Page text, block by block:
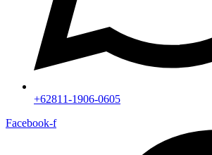
+62811-1906-0605
Facebook-f